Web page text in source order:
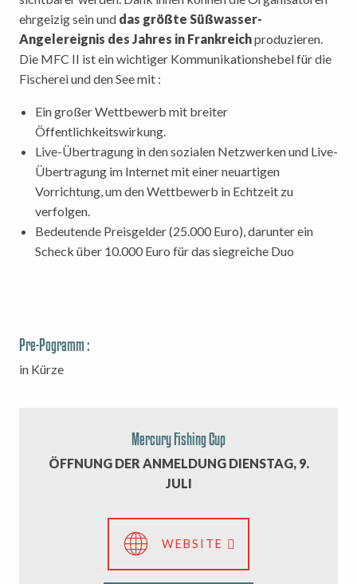
ehrgeizig sein und das größte Süßwasser-
Angelereignis des Jahres in Frankreichproduzieren.
Die MFC II ist ein wichtiger Kommunikationshebel für die
Fischerei und den See mit :
Ein großer Wettbewerb mit breiter
Öffentlichkeitswirkung.
Live-Übertragung in den sozialen Netzwerken und Live-
Übertragung im Internet mit einer neuartigen
Vorrichtung, um den Wettbewerb in Echtzeit zu
verfolgen.
Bedeutende Preisgelder (25.000 Euro), darunter ein
Scheck über 10.000 Euro für das siegreiche Duo
Pre-Pogramm :
in Kürze
Mercury Fishing Cup
ÖFFNUNG DER ANMELDUNG DIENSTAG, 9.
JULI
WEBSITE